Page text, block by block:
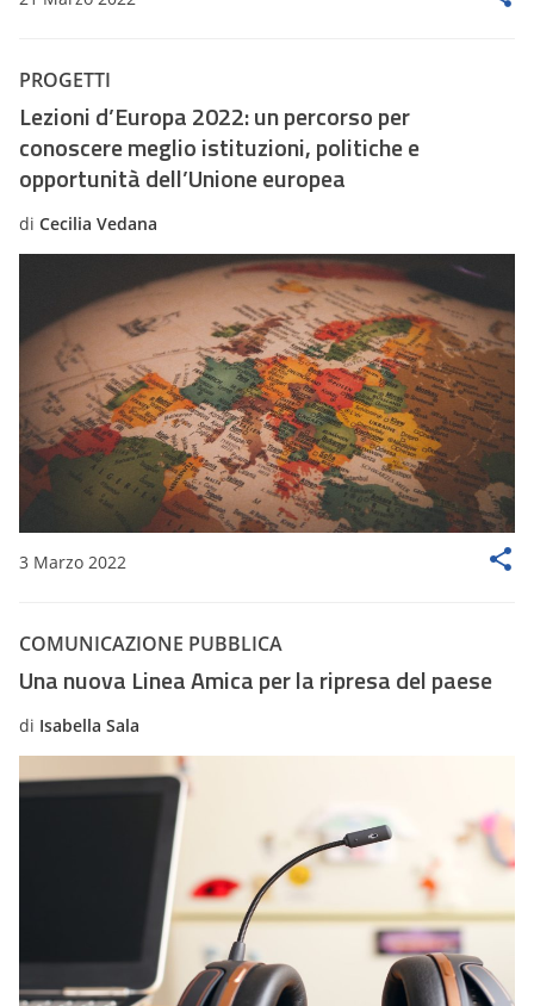
PROGETTI
Lezioni d’Europa 2022: un percorso per
conoscere meglio istituzioni, politiche e
opportunità dell’Unione europea
di Cecilia Vedana
3 Marzo 2022
COMUNICAZIONE PUBBLICA
Una nuova Linea Amica per la ripresa del paese
di Isabella Sala